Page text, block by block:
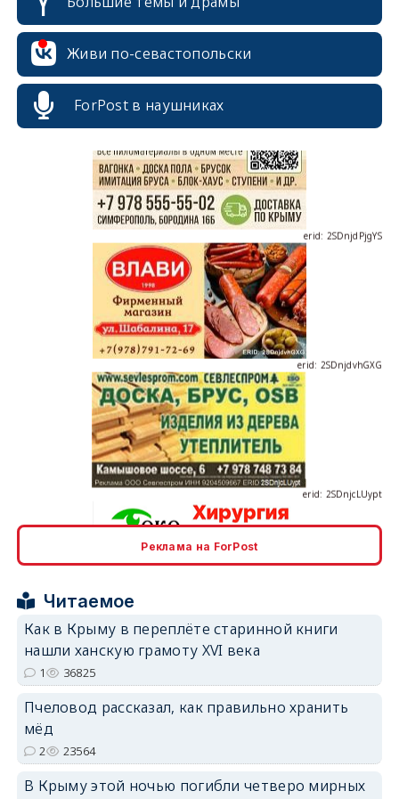
Живи по-севастопольски
ForPost в наушниках
erid: 2SDnjdvhGXG
erid: 2SDnjcrDNw6
Реклама на ForPost
Читаемое
Как в Крыму в переплёте старинной книги
нашли ханскую грамоту XVI века
1 36825
Пчеловод рассказал, как правильно хранить
мёд
2 23564
В Крыму этой ночью погибли четверо мирных